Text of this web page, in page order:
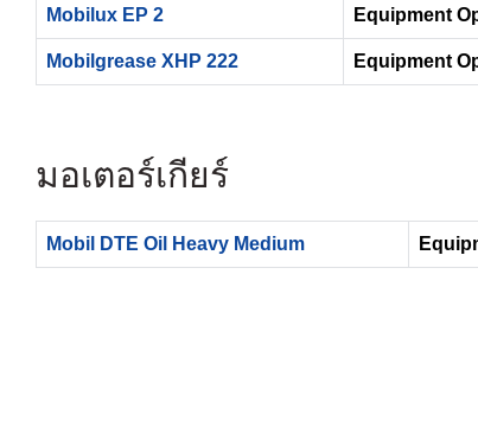
Mobilux EP 2 Equipment
Mobilgrease XHP 222 Equipment
มอเตอร์เกียร์
Mobil DTE Oil Heavy Medium